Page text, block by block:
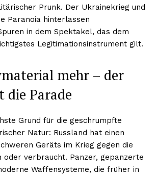
Prunk. Der Ukrainekrieg und
Paranoia hinterlassen
in dem Spektakel, das dem
Legitimationsinstrument gilt.
mehr – der
die Parade
Grund für die geschrumpfte
Natur: Russland hat einen
Geräts im Krieg gegen die
oder verbraucht. Panzer, gepanzerte
Waffensysteme, die früher in